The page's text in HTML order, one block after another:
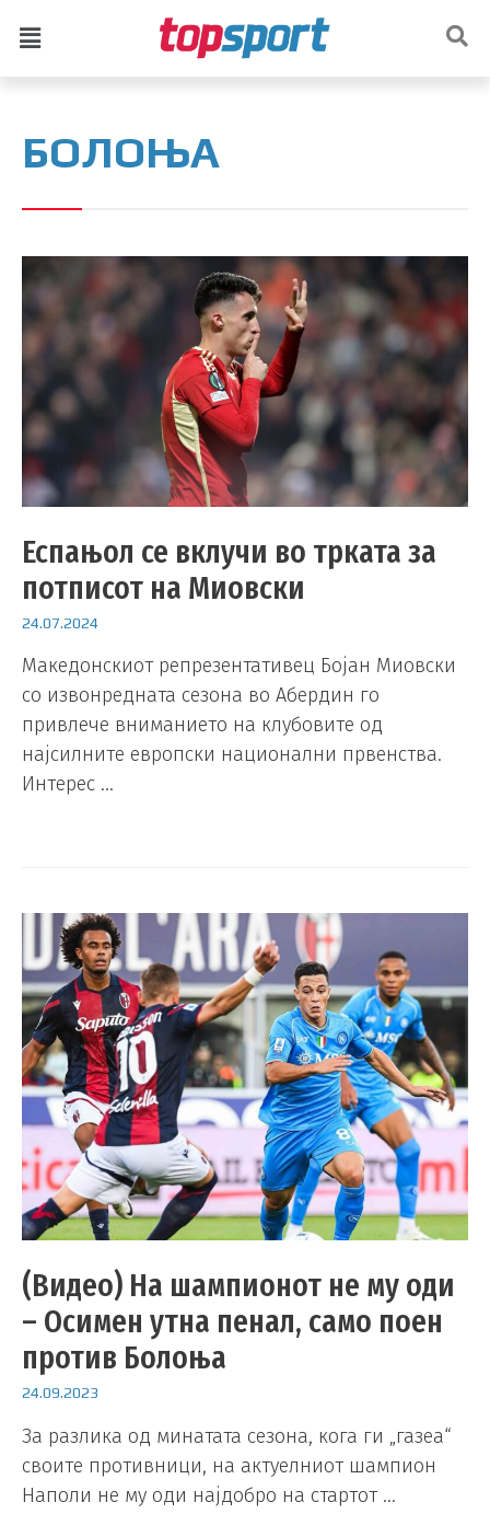
БОЛОЊА
Еспањол се вклучи во трката за
потписот на Миовски
24.07.2024
Македонскиот репрезентативец Бојан Миовски
со извонредната сезона во Абердин го
привлече вниманието на клубовите од
најсилните европски национални првенства.
Интерес …
(Видео) На шампионот не му оди
– Осимен утна пенал, само поен
против Болоња
24.09.2023
За разлика од минатата сезона, кога ги „газеа“
своите противници, на актуелниот шампион
Наполи не му оди најдобро на стартот …